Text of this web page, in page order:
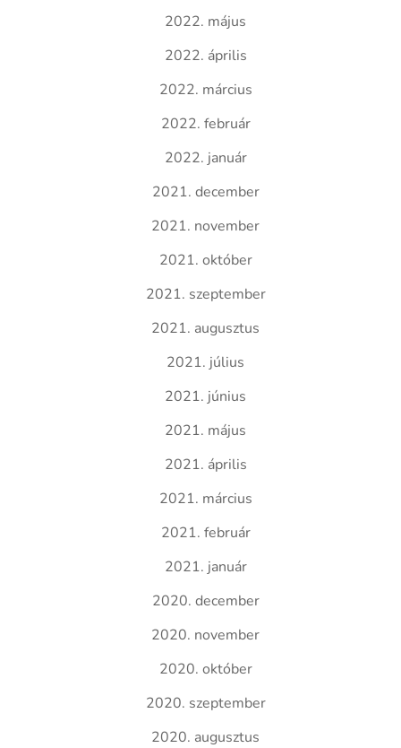
2022. május
2022. április
2022. március
2022. február
2022. január
2021. december
2021. november
2021. október
2021. szeptember
2021. augusztus
2021. július
2021. június
2021. május
2021. április
2021. március
2021. február
2021. január
2020. december
2020. november
2020. október
2020. szeptember
2020. augusztus